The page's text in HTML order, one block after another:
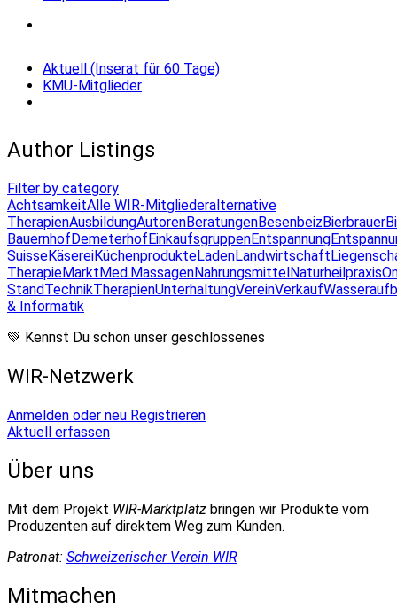
Aktuell (Inserat für 60 Tage)
KMU-Mitglieder
Author Listings
Filter by category
AchtsamkeitAlle WIR-Mitgliederalternative
TherapienAusbildungAutorenBeratungenBesenbeizBierbrauer
BauernhofDemeterhofEinkaufsgruppenEntspannung
SuisseKäsereiKüchenprodukteLadenLandwirtschaft
TherapieMarktMed.MassagenNahrungsmittelNaturheilpraxis
StandTechnikTherapienUnterhaltungVereinVerkauf
& Informatik
💚 Kennst Du schon unser geschlossenes
WIR-Netzwerk
Anmelden oder neu Registrieren
Aktuell erfassen
Über uns
Mit dem Projekt WIR-Marktplatz bringen wir Produkte vom
Produzenten auf direktem Weg zum Kunden.
Patronat: Schweizerischer Verein WIR
Mitmachen